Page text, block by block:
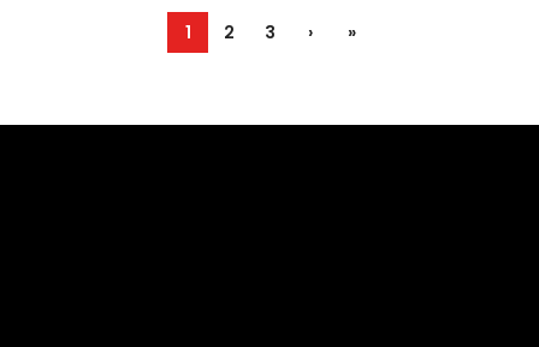
1 2 3 › »